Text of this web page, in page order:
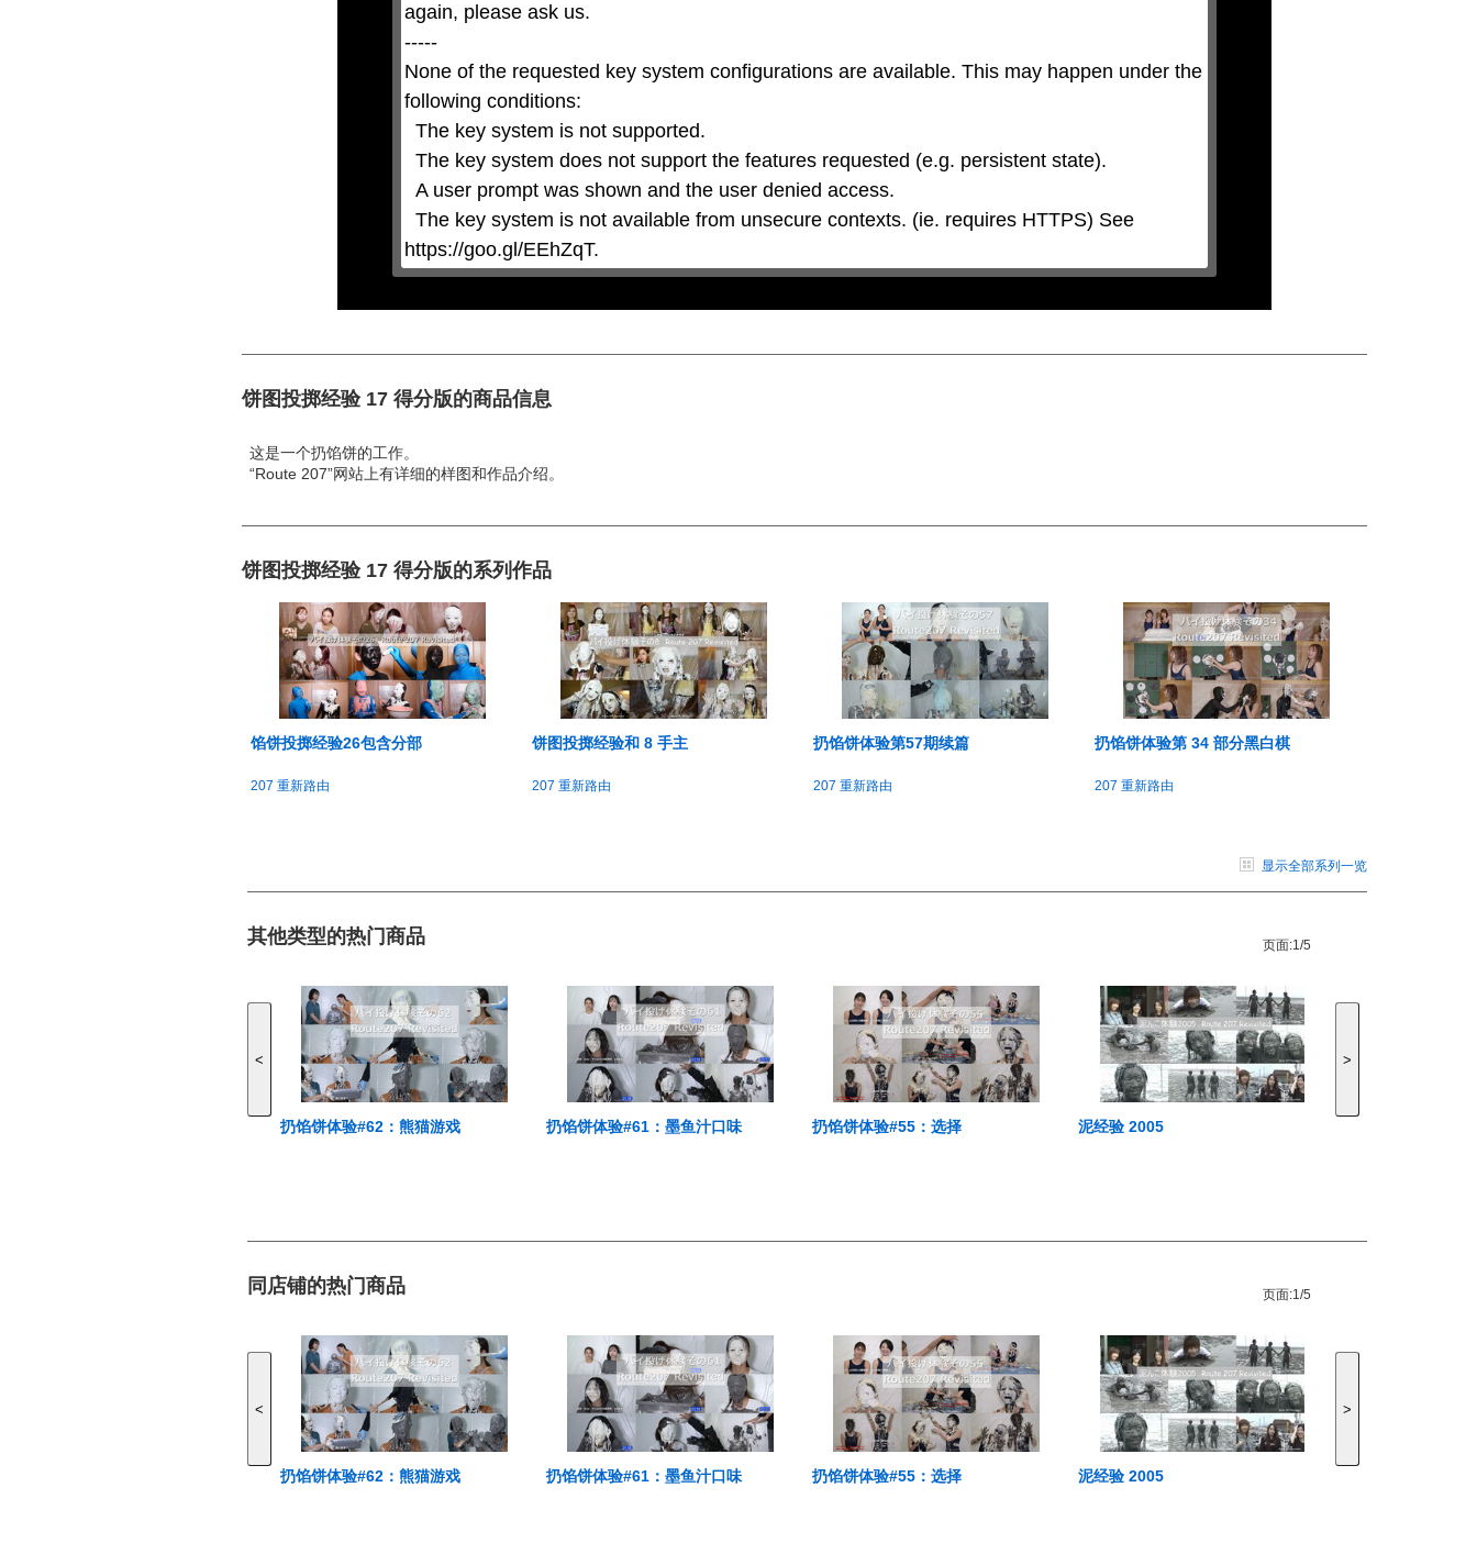
again, please ask us.
-----
None of the requested key system configurations are available. This may happen under the
following conditions:
https://goo.gl/EEhZqT.
饼图投掷经验 17 得分版的商品信息
这是一个扔馅饼的工作。
“Route 207”网站上有详细的样图和作品介绍。
饼图投掷经验 17 得分版的系列作品
馅饼投掷经验26包含分部
207 重新路由
饼图投掷经验和 8 手主
207 重新路由
扔馅饼体验第57期续篇
207 重新路由
扔馅饼体验第 34 部分黑白棋
207 重新路由
显示全部系列一览
其他类型的热门商品 页面:1/5
<
扔馅饼体验#62：熊猫游戏 扔馅饼体验#61：墨鱼汁口味 扔馅饼体验#55：选择 泥经验 2005
>
同店铺的热门商品 页面:1/5
<
扔馅饼体验#62：熊猫游戏 扔馅饼体验#61：墨鱼汁口味 扔馅饼体验#55：选择 泥经验 2005
>